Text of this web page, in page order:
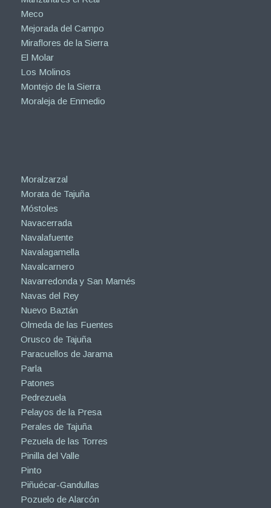
Meco
Mejorada del Campo
Miraflores de la Sierra
El Molar
Los Molinos
Montejo de la Sierra
Moraleja de Enmedio
Moralzarzal
Morata de Tajuña
Móstoles
Navacerrada
Navalafuente
Navalagamella
Navalcarnero
Navarredonda y San Mamés
Navas del Rey
Nuevo Baztán
Olmeda de las Fuentes
Orusco de Tajuña
Paracuellos de Jarama
Parla
Patones
Pedrezuela
Pelayos de la Presa
Perales de Tajuña
Pezuela de las Torres
Pinilla del Valle
Pinto
Piñuécar-Gandullas
Pozuelo de Alarcón